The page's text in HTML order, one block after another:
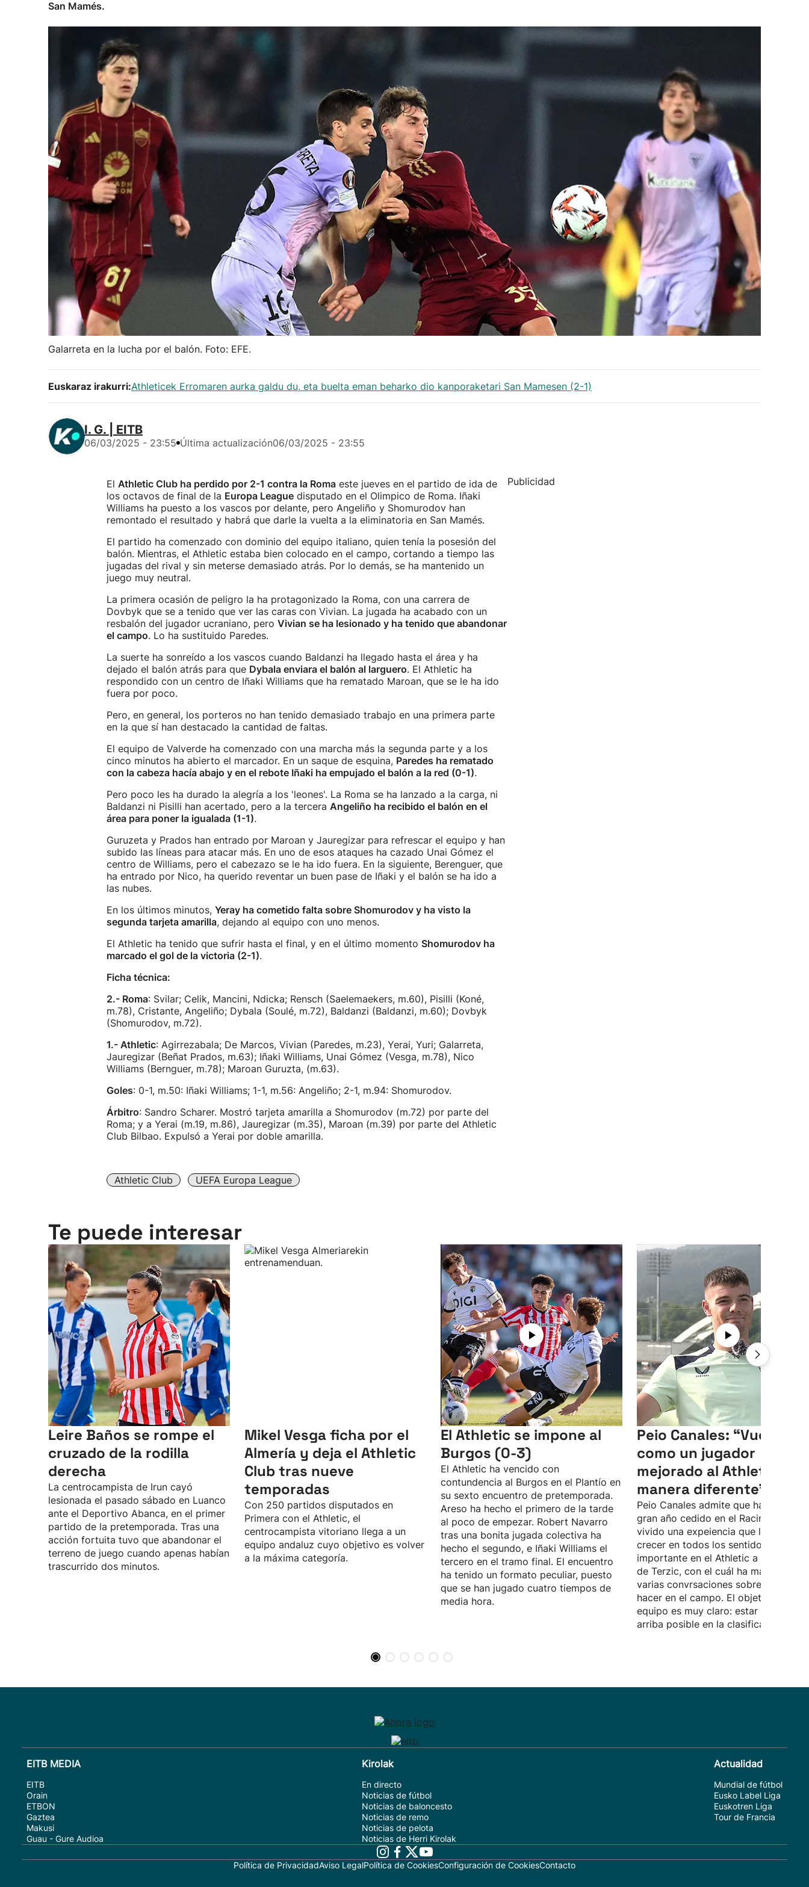
San Mamés.
Galarreta en la lucha por el balón. Foto: EFE.
Euskaraz irakurri:Athleticek Erromaren aurka galdu du, eta buelta eman beharko dio kanporaketari San Mamesen (2-1)
I. G. | EITB
06/03/2025 - 23:55 Última actualización06/03/2025 - 23:55
El Athletic Club ha perdido por 2-1 contra la Roma este jueves en el partido de ida de
los octavos de final de la Europa League disputado en el Olimpico de Roma. Iñaki
Williams ha puesto a los vascos por delante, pero Angeliño y Shomurodov han
remontado el resultado y habrá que darle la vuelta a la eliminatoria en San Mamés.
El partido ha comenzado con dominio del equipo italiano, quien tenía la posesión del
balón. Mientras, el Athletic estaba bien colocado en el campo, cortando a tiempo las
jugadas del rival y sin meterse demasiado atrás. Por lo demás, se ha mantenido un
juego muy neutral.
La primera ocasión de peligro la ha protagonizado la Roma, con una carrera de
Dovbyk que se a tenido que ver las caras con Vivian. La jugada ha acabado con un
resbalón del jugador ucraniano, pero Vivian se ha lesionado y ha tenido que abandonar
el campo. Lo ha sustituido Paredes.
La suerte ha sonreído a los vascos cuando Baldanzi ha llegado hasta el área y ha
dejado el balón atrás para que Dybala enviara el balón al larguero. El Athletic ha
respondido con un centro de Iñaki Williams que ha rematado Maroan, que se le ha ido
fuera por poco.
Pero, en general, los porteros no han tenido demasiado trabajo en una primera parte
en la que sí han destacado la cantidad de faltas.
El equipo de Valverde ha comenzado con una marcha más la segunda parte y a los
cinco minutos ha abierto el marcador. En un saque de esquina, Paredes ha rematado
con la cabeza hacía abajo y en el rebote Iñaki ha empujado el balón a la red (0-1).
Pero poco les ha durado la alegría a los 'leones'. La Roma se ha lanzado a la carga, ni
Baldanzi ni Pisilli han acertado, pero a la tercera Angeliño ha recibido el balón en el
área para poner la igualada (1-1).
Guruzeta y Prados han entrado por Maroan y Jauregizar para refrescar el equipo y han
subido las líneas para atacar más. En uno de esos ataques ha cazado Unai Gómez el
centro de Williams, pero el cabezazo se le ha ido fuera. En la siguiente, Berenguer, que
ha entrado por Nico, ha querido reventar un buen pase de Iñaki y el balón se ha ido a
las nubes.
En los últimos minutos, Yeray ha cometido falta sobre Shomurodov y ha visto la
segunda tarjeta amarilla, dejando al equipo con uno menos.
El Athletic ha tenido que sufrir hasta el final, y en el último momento Shomurodov ha
marcado el gol de la victoria (2-1).
Ficha técnica:
2.- Roma: Svilar; Celik, Mancini, Ndicka; Rensch (Saelemaekers, m.60), Pisilli (Koné,
m.78), Cristante, Angeliño; Dybala (Soulé, m.72), Baldanzi (Baldanzi, m.60); Dovbyk
(Shomurodov, m.72).
1.- Athletic: Agirrezabala; De Marcos, Vivian (Paredes, m.23), Yerai, Yuri; Galarreta,
Jauregizar (Beñat Prados, m.63); Iñaki Williams, Unai Gómez (Vesga, m.78), Nico
Williams (Bernguer, m.78); Maroan Guruzta, (m.63).
Goles: 0-1, m.50: Iñaki Williams; 1-1, m.56: Angeliño; 2-1, m.94: Shomurodov.
Árbitro: Sandro Scharer. Mostró tarjeta amarilla a Shomurodov (m.72) por parte del
Roma; y a Yerai (m.19, m.86), Jauregizar (m.35), Maroan (m.39) por parte del Athletic
Club Bilbao. Expulsó a Yerai por doble amarilla.
Athletic Club UEFA Europa League
Publicidad
Te puede interesar
Leire Baños se rompe el
cruzado de la rodilla
derecha
La centrocampista de Irun cayó
lesionada el pasado sábado en Luanco
ante el Deportivo Abanca, en el primer
partido de la pretemporada. Tras una
acción fortuita tuvo que abandonar el
terreno de juego cuando apenas habían
trascurrido dos minutos.
Mikel Vesga ficha por el
Almería y deja el Athletic
Club tras nueve
temporadas
Con 250 partidos disputados en
Primera con el Athletic, el
centrocampista vitoriano llega a un
equipo andaluz cuyo objetivo es volver
a la máxima categoría.
El Athletic se impone al
Burgos (0-3)
El Athletic ha vencido con
contundencia al Burgos en el Plantío en
su sexto encuentro de pretemporada.
Areso ha hecho el primero de la tarde
al poco de empezar. Robert Navarro
tras una bonita jugada colectiva ha
hecho el segundo, e Iñaki Williams el
tercero en el tramo final. El encuentro
ha tenido un formato peculiar, puesto
que se han jugado cuatro tiempos de
media hora.
Peio Canales: “Vuelvo
como un jugador
mejorado al Athletic, de
manera diferente”
Peio Canales admite que ha pasado
gran año cedido en el Racing, donde
vivido una expeiencia que le ha
crecer en todos los sentidos. Quiere
importante en el Athletic a las
de Terzic, con el cuál ha mantenido
varias convrsaciones sobre lo que
hacer en el campo. El objetivo del
equipo es muy claro: estar lo más
arriba posible en la clasificación.
EITB MEDIA
EITB
Orain
ETBON
Gaztea
Makusi
Guau - Gure Audioa
Kirolak
En directo
Noticias de fútbol
Noticias de baloncesto
Noticias de remo
Noticias de pelota
Noticias de Herri Kirolak
Actualidad
Mundial de fútbol
Eusko Label Liga
Euskotren Liga
Tour de Francia
Política de PrivacidadAviso LegalPolítica de CookiesConfiguración de CookiesContacto